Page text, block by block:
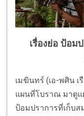
เรื่องย่อ ป้อม
เมฆินทร์ (เอ-พศิน
แผนที่โบราณ มาดูแ
ป้อมปราการที่เก็บส